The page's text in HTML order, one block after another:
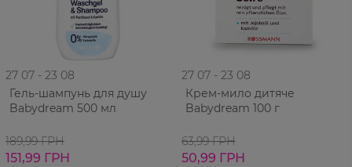
27 07 - 23 08
Гель-шампунь для душу
Babydream 500 мл
189,99 ГРН
151,99 ГРН
27 07 - 23 08
Крем-мило дитяче
Babydream 100 г
63,99 ГРН
50,99 ГРН